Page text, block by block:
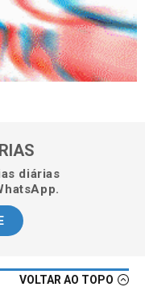
diárias
VOLTAR AO TOPO